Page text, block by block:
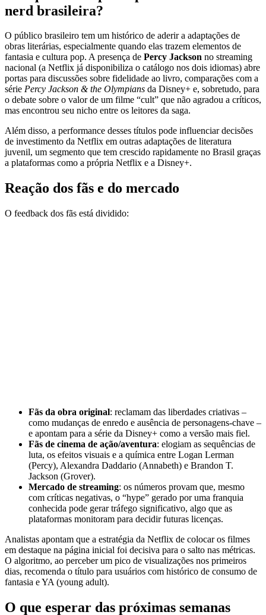
nerd brasileira?
O público brasileiro tem um histórico de aderir a adaptações de
obras literárias, especialmente quando elas trazem elementos de
fantasia e cultura pop. A presença de Percy Jackson no streaming
nacional (a Netflix já disponibiliza o catálogo nos dois idiomas) abre
portas para discussões sobre fidelidade ao livro, comparações com a
série Percy Jackson & the Olympians da Disney+ e, sobretudo, para
o debate sobre o valor de um filme “cult” que não agradou a críticos,
mas encontrou seu nicho entre os leitores da saga.
Além disso, a performance desses títulos pode influenciar decisões
de investimento da Netflix em outras adaptações de literatura
juvenil, um segmento que tem crescido rapidamente no Brasil graças
a plataformas como a própria Netflix e a Disney+.
Reação dos fãs e do mercado
O feedback dos fãs está dividido:
Fãs da obra original: reclamam das liberdades criativas –
como mudanças de enredo e ausência de personagens-chave –
e apontam para a série da Disney+ como a versão mais fiel.
Fãs de cinema de ação/aventura: elogiam as sequências de
luta, os efeitos visuais e a química entre Logan Lerman
(Percy), Alexandra Daddario (Annabeth) e Brandon T.
Jackson (Grover).
Mercado de streaming: os números provam que, mesmo
com críticas negativas, o “hype” gerado por uma franquia
conhecida pode gerar tráfego significativo, algo que as
plataformas monitoram para decidir futuras licenças.
Analistas apontam que a estratégia da Netflix de colocar os filmes
em destaque na página inicial foi decisiva para o salto nas métricas.
O algoritmo, ao perceber um pico de visualizações nos primeiros
dias, recomenda o título para usuários com histórico de consumo de
fantasia e YA (young adult).
O que esperar das próximas semanas